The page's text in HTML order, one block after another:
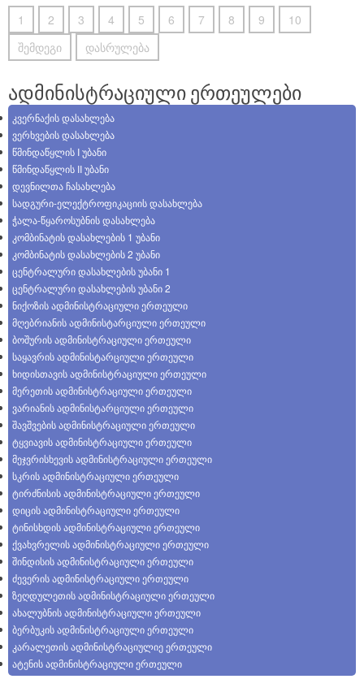
1 2 3 4 5 6 7 8 9
10
შემდეგი
დასრულება
ადმინისტრაციული ერთეულები
კვერნაქის დასახლება
ვერხვების დასახლება
წმინდაწყლის I უბანი
წმინდაწყლის II უბანი
დევნილთა ჩასახლება
სადგური-ელექტროფიკაციის დასახლება
ჭალა-წყაროსუბნის დასახლება
კომბინატის დასახლების 1 უბანი
კომბინატის დასახლების 2 უბანი
ცენტრალური დასახლების უბანი 1
ცენტრალური დასახლების უბანი 2
ნიქოზის ადმინისტრაციული ერთეული
მღებრიანის ადმინისტარციული ერთეული
ბოშურის ადმინისტრაციული ერთეული
საყავრის ადმინისტარციული ერთეული
ხიდისთავის ადმინისტრაციული ერთეული
მერეთის ადმინისტრაციული ერთეული
ვარიანის ადმინისტარციული ერთეული
შავშვების ადმინისტრაციული ერთეული
ტყვიავის ადმინისტრაციული ერთეული
მეჯვრისხევის ადმინისტრაციული ერთეული
სკრის ადმინისტრაციული ერთეული
ტირძნისის ადმინისტრაციული ერთეული
დიცის ადმინისტრაციული ერთეული
ტინისხდის ადმინისტრაციული ერთეული
ქვახვრელის ადმინისტრაციული ერთეული
შინდისის ადმინისტრაციული ერთეული
ძევერის ადმინისტრაციული ერთეული
ზეღდულეთის ადმინისტრაციული ერთეული
ახალუბნის ადმინისტრაციული ერთეული
ბერბუკის ადმინისტრაციული ერთეული
კარალეთის ადმინისტრაციულიე ერთეული
ატენის ადმინისტრაციული ერთეული